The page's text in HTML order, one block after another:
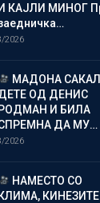
КАЈЛИ МИНОГ
2026
МАДОНА
ОД ДЕНИС
И БИЛА
ДА МУ…
2026
НАМЕСТО СО
КИНЕЗИТЕ